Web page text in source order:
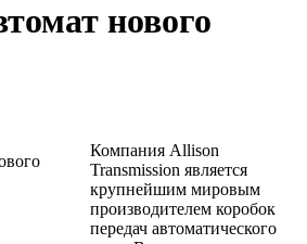
нового
Компания Allison
Transmission является
крупнейшим мировым
производителем коробок
передач автоматического